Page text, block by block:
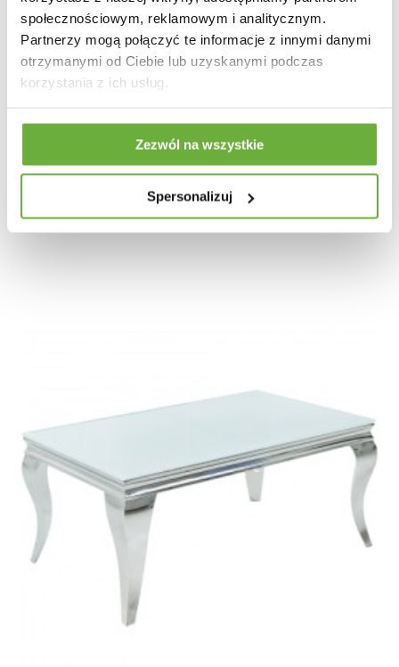
społecznościowym, reklamowym i analitycznym.
Partnerzy mogą połączyć te informacje z innymi danymi
otrzymanymi od Ciebie lub uzyskanymi podczas
korzystania z ich usług.
Zezwól na wszystkie
Spersonalizuj
STOLIK KAWOWY MODERN BAROCK
1 174,09 zł1 319,20 zł -11%